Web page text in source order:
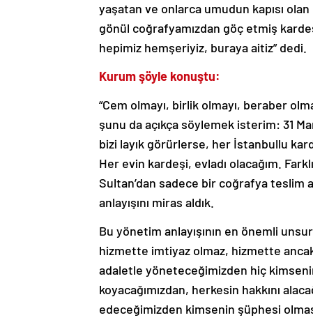
yaşatan ve onlarca umudun kapısı
gönül coğrafyamızdan göç etmiş
hepimiz hemşeriyiz, buraya aitiz” dedi.
Kurum şöyle konuştu:
“Cem olmayı, birlik olmayı, beraber
şunu da açıkça söylemek isterim: 31
bizi layık görürlerse, her İstanbullu
Her evin kardeşi, evladı olacağım.
Sultan’dan sadece bir coğrafya teslim
anlayışını miras aldık.
Bu yönetim anlayışının en önemli
hizmette imtiyaz olmaz, hizmette
adaletle yöneteceğimizden hiç
koyacağımızdan, herkesin hakkını
edeceğimizden kimsenin şüphesi